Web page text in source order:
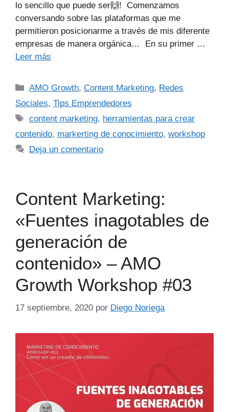
lo sencillo que puede ser🙌!⁣⁣⁣⁣ ⁣⁣⁣ Comenzamos
conversando sobre las plataformas que me
permitieron posicionarme a través de mis diferente
empresas de manera orgánica… En su primer …
Leer más
AMO Growth,Content Marketing, Redes
Sociales, Tips Emprendedores
content marketing, herramientas para crear
contenido, markerting de conocimiento, workshop
Deja un comentario
Content Marketing:
«Fuentes inagotables de
generación de
contenido» – AMO
Growth Workshop #03
17 septiembre, 2020 por Diego Noriega